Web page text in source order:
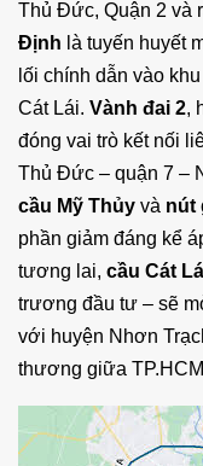
Thủ Đức, Quận 2 và
Định là tuyến huyết
lối chính dẫn vào
Cát Lái. Vành đai 2,
đóng vai trò kết nối
Thủ Đức – quận 7 –
cầu Mỹ Thủy và nút
phần giảm đáng kể
tương lai, cầu Cát
trương đầu tư – sẽ
với huyện Nhơn
thương giữa